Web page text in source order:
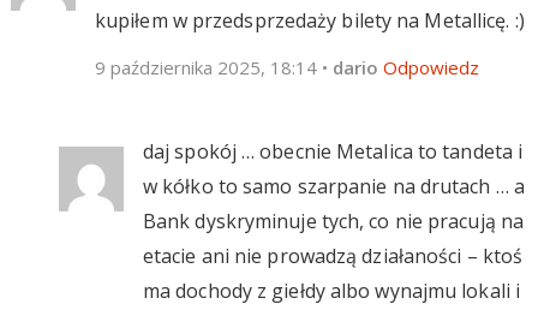
kupiłem w przedsprzedaży bilety na Metallicę. :)
9 października 2025, 18:14 • dario Odpowiedz
daj spokój … obecnie Metalica to tandeta i
w kółko to samo szarpanie na drutach … a
Bank dyskryminuje tych, co nie pracują na
etacie ani nie prowadzą działaności – ktoś
ma dochody z giełdy albo wynajmu lokali i